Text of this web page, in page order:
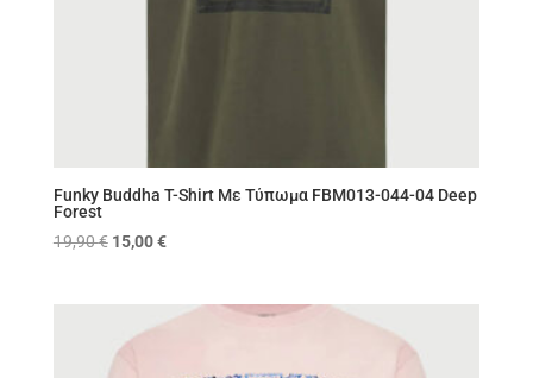
Funky Buddha T-Shirt Με Τύπωμα FBM013-044-04 Deep
Forest
19,90€ Original
19,90 €.
15,00€Η
είναι: